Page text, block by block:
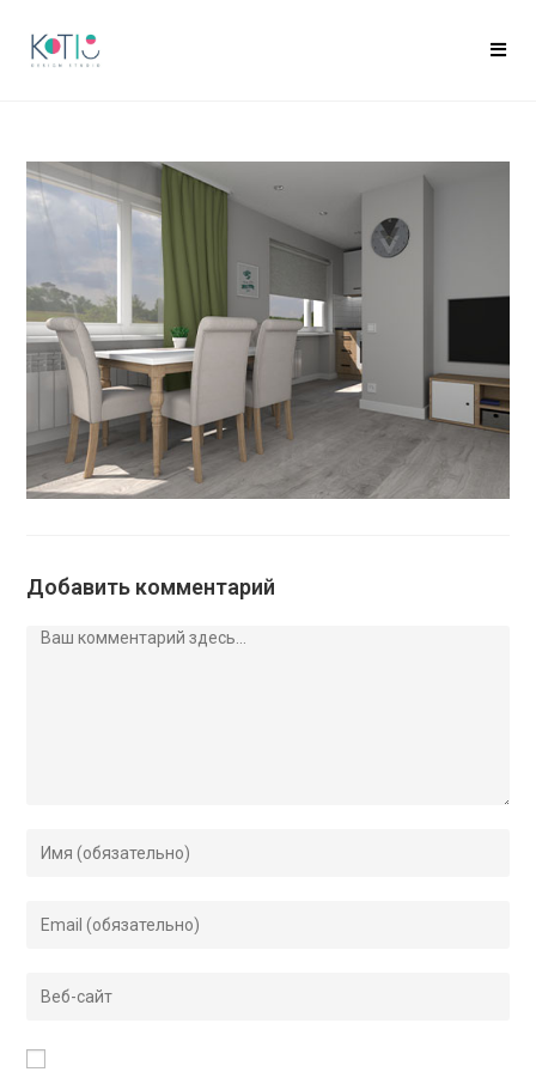
Добавить комментарий